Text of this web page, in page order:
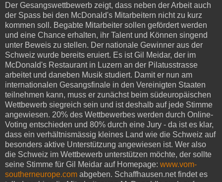
Der Gesangswettbewerb zeigt, dass neben der Arbeit auch
der Spass bei den McDonald's Mitarbeitern nicht zu kurz
kommen soll. Begabte Mitarbeiter sollen gefördert werden
und eine Chance erhalten, ihr Talent und Können singend
unter Beweis zu stellen. Der nationale Gewinner aus der
Schweiz wurde bereits eruiert. Es ist Gil Meidar, der im
McDonald's Restaurant in Luzern an der Pilatusstrasse
arbeitet und daneben Musik studiert. Damit er nun am
internationalen Gesangsfinale in den Vereinigten Staaten
teilnehmen kann, muss er zunächst beim südeuropäischen
Wettbewerb siegreich sein und ist deshalb auf jede Stimme
angewiesen. 20% des Wettbewerbes werden durch Online-
Voting entschieden und 80% durch eine Jury - da ist es klar,
dass ein verhältnismässig kleines Land wie die Schweiz auf
besonders aktive Unterstützung angewiesen ist. Wer also
die Schweiz im Wettbewerb unterstützen möchte, der sollte
seine Stimme für Gil Meidar auf Homepage: www.vom-
southerneurope.com abgeben. Schaffhausen.net findet es